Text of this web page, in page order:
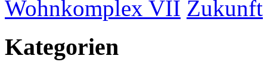
Wohnkomplex VII Zukunft
Kategorien